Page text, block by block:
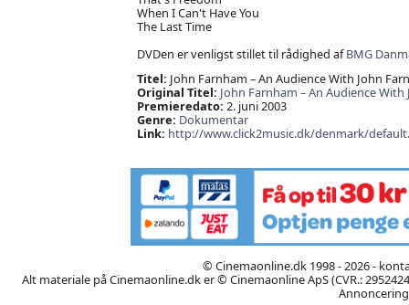
When I Can't Have You
The Last Time
DVDen er venligst stillet til rådighed afBMG
Titel: John Farnham – An Audience With John
Original Titel: John Farnham – An Audience
Premieredato: 2. juni 2003
Genre: Dokumentar
Link: http://www.click2music.dk/denmark/
© Cinemaonline.dk 1998 - 2026 -
Alt materiale på Cinemaonline.dk er © Cinemaonline ApS (CVR.: